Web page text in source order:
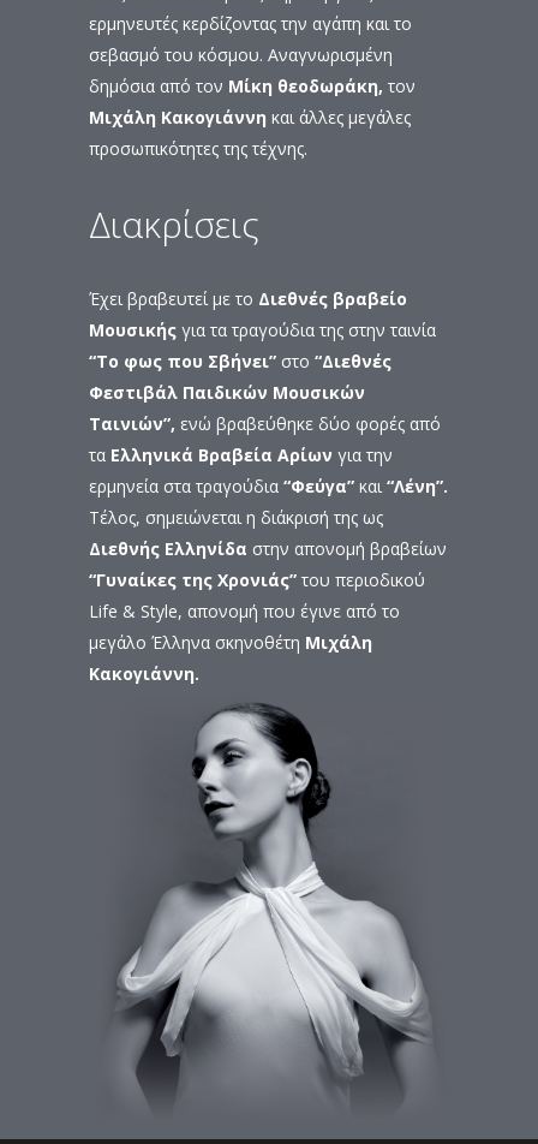
ερμηνευτές κερδίζοντας την αγάπη και το
σεβασμό του κόσμου. Αναγνωρισμένη
δημόσια από τον Μίκη θεοδωράκη, τον
Μιχάλη Κακογιάννη και άλλες μεγάλες
προσωπικότητες της τέχνης.
Διακρίσεις
Έχει βραβευτεί με το Διεθνές βραβείο
Μουσικής για τα τραγούδια της στην ταινία
“Το φως που Σβήνει” στο “Διεθνές
Φεστιβάλ Παιδικών Μουσικών
Ταινιών”, ενώ βραβεύθηκε δύο φορές από
τα Ελληνικά Βραβεία Αρίων για την
ερμηνεία στα τραγούδια “Φεύγα” και“Λένη”.
Τέλος, σημειώνεται η διάκρισή της ως
Διεθνής Ελληνίδα στην απονομή βραβείων
“Γυναίκες της Χρονιάς” του περιοδικού
Life & Style, απονομή που έγινε από το
μεγάλο Έλληνα σκηνοθέτη Μιχάλη
Κακογιάννη.